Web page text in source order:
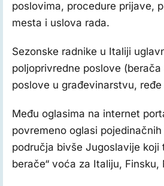
poslovima, procedure prijave,
mesta i uslova rada.
Sezonske radnike u Italiji
poljoprivredne poslove
poslove u građevinarstvu,
Među oglasima na internet
povremeno oglasi pojedinačnih
područja bivše Jugoslavije koji
berače“ voća za Italiju, Finsku,